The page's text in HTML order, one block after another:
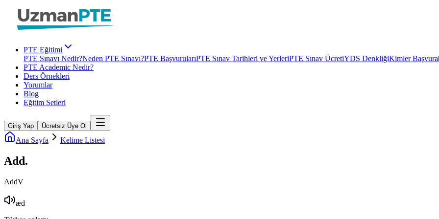
PTE Eğitimi
PTE Sınavı Nedir?Neden PTE Sınavı?PTE BaşvurularıPTE Sınav Tarihleri ve YerleriPTE Sınav ÜcretiYDS DenkliğiKimler
PTE Academic Nedir?
Ders Örnekleri
Yorumlar
Blog
Eğitim Setleri
Giriş Yap Ücretsiz Üye Ol
Ana Sayfa Kelime Listesi
Add.
AddV
æd